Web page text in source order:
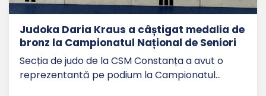
Judoka Daria Kraus a câștigat medalia de
bronz la Campionatul Național de Seniori
Secția de judo de la CSM Constanța a avut o
reprezentantă pe podium la Campionatul…